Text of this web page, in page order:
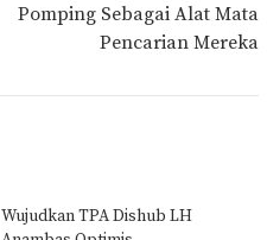
Pomping Sebagai Alat Mata
Pencarian Mereka
Wujudkan TPA Dishub LH